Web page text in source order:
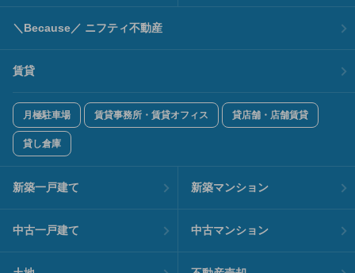
＼Because／ ニフティ不動産
賃貸
月極駐車場 賃貸事務所・賃貸オフィス 貸店舗・店舗賃貸
貸し倉庫
新築一戸建て 新築マンション
中古一戸建て 中古マンション